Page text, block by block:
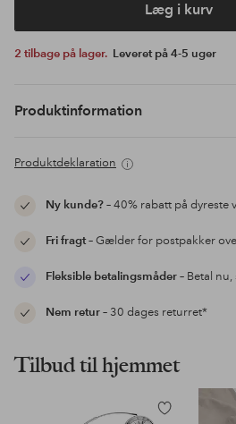
Læg i kurv
2 tilbage på lager. Leveret på 4-5 uger
Produktinformation
Produktdeklaration
Ny kunde?– 40% rabatt på dyreste
Fri fragt– Gælder for postpakker
Fleksible betalingsmåder– Betal
Nem retur– 30 dages returret*
Tilbud til hjemmet
Tilføj